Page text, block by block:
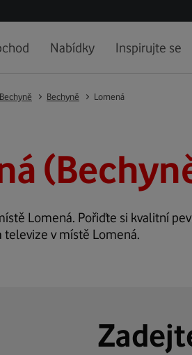
Nabídky Inspirujte se
Bechyně Bechyně Lomená
Lomená. Pořiďte si kvalitní
v místě Lomená.